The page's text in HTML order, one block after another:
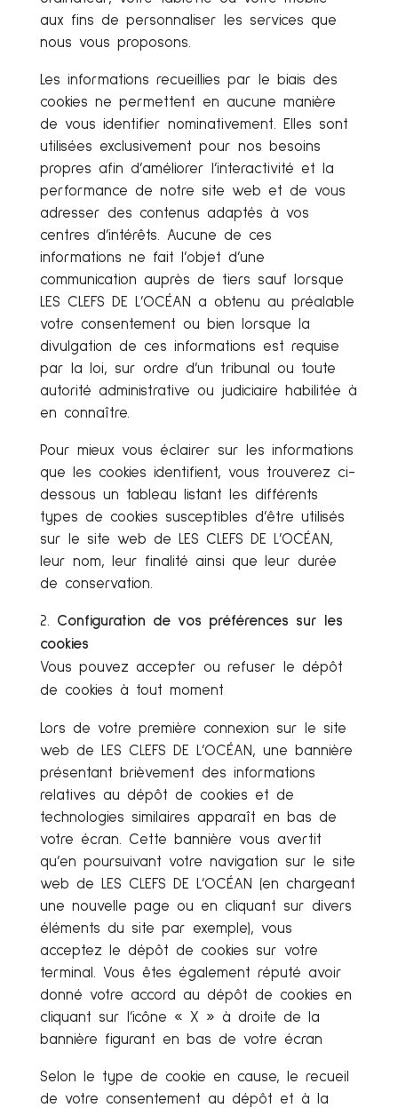
aux fins de personnaliser les services que
nous vous proposons.
Les informations recueillies par le biais des
cookies ne permettent en aucune manière
de vous identifier nominativement. Elles sont
utilisées exclusivement pour nos besoins
propres afin d’améliorer l’interactivité et la
performance de notre site web et de vous
adresser des contenus adaptés à vos
centres d’intérêts. Aucune de ces
informations ne fait l’objet d’une
communication auprès de tiers sauf lorsque
LES CLEFS DE L’OCÉAN a obtenu au préalable
votre consentement ou bien lorsque la
divulgation de ces informations est requise
par la loi, sur ordre d’un tribunal ou toute
autorité administrative ou judiciaire habilitée à
en connaître.
Pour mieux vous éclairer sur les informations
que les cookies identifient, vous trouverez ci-
dessous un tableau listant les différents
types de cookies susceptibles d’être utilisés
sur le site web de LES CLEFS DE L’OCÉAN,
leur nom, leur finalité ainsi que leur durée
de conservation.
Configuration de vos préférences sur les
cookies
Vous pouvez accepter ou refuser le dépôt
de cookies à tout moment
Lors de votre première connexion sur le site
web de LES CLEFS DE L’OCÉAN, une bannière
présentant brièvement des informations
relatives au dépôt de cookies et de
technologies similaires apparaît en bas de
votre écran. Cette bannière vous avertit
qu’en poursuivant votre navigation sur le site
web de LES CLEFS DE L’OCÉAN (en chargeant
une nouvelle page ou en cliquant sur divers
éléments du site par exemple), vous
acceptez le dépôt de cookies sur votre
terminal. Vous êtes également réputé avoir
donné votre accord au dépôt de cookies en
cliquant sur l’icône « X » à droite de la
bannière figurant en bas de votre écran
Selon le type de cookie en cause, le recueil
de votre consentement au dépôt et à la